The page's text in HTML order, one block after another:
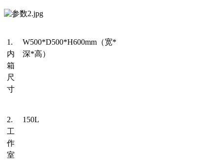
1.
内
箱
尺
寸
W500*D500*H600mm （宽*
深*高）
2.
工
作
室
150L